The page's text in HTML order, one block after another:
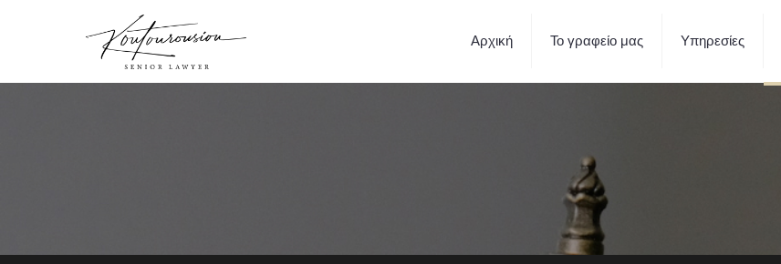
Αρχική Το γραφείο μας Υπηρεσίες